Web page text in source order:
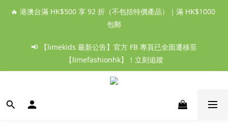
🔥 港澳台滿 HK$500 享 92 折（不包括特價產品）｜滿 HK$1000
包郵
📢 【limekids 最新公告】官方 FB 專頁已全面遷移至
【limefashionhk】！立刻追蹤